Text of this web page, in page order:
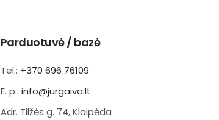
Parduotuvė / bazė
Tel.: +370 696 76109
E. p.: info@jurgaiva.lt
Adr. Tilžės g. 74, Klaipėda